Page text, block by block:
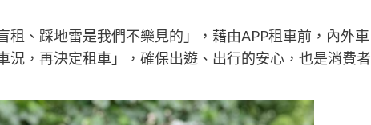
、踩地雷是我們不樂見的」，藉由APP租車前，內外車
況，再決定租車」，確保出遊、出行的安心，也是消費者